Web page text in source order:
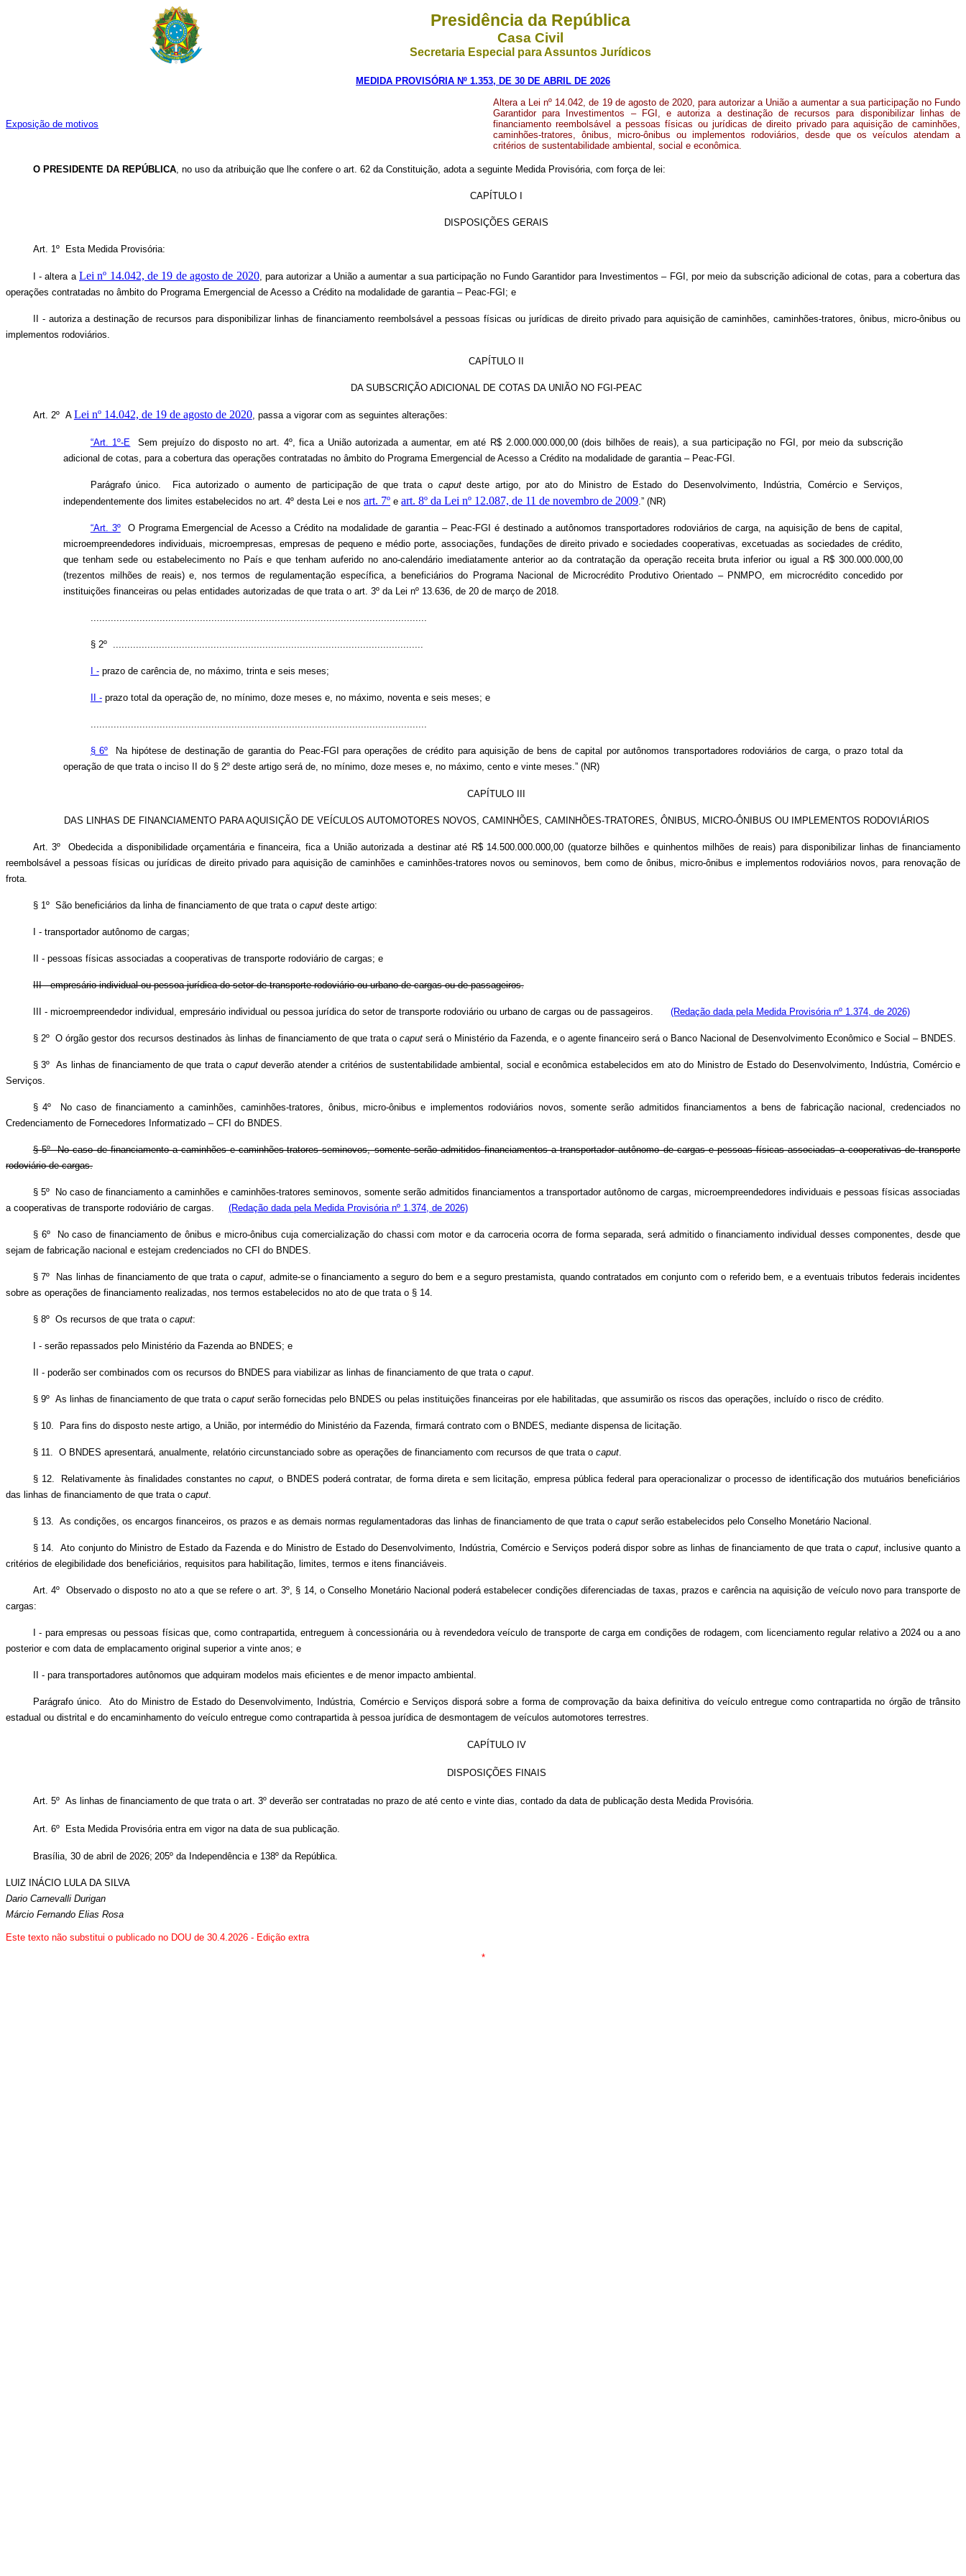
Presidência da República
Casa Civil
Secretaria Especial para Assuntos Jurídicos
MEDIDA PROVISÓRIA Nº 1.353, DE 30 DE ABRIL DE 2026
Exposição de motivos
Altera a Lei nº 14.042, de 19 de agosto de 2020, para autorizar a União a aumentar a sua participação no Fundo
Garantidor para Investimentos – FGI, e autoriza a destinação de recursos para disponibilizar linhas de
financiamento reembolsável a pessoas físicas ou jurídicas de direito privado para aquisição de caminhões,
caminhões-tratores, ônibus, micro-ônibus ou implementos rodoviários, desde que os veículos atendam a
critérios de sustentabilidade ambiental, social e econômica.
O PRESIDENTE DA REPÚBLICA, no uso da atribuição que lhe confere o art. 62 da Constituição, adota a seguinte Medida Provisória, com força de lei:
CAPÍTULO I
DISPOSIÇÕES GERAIS
Art. 1º Esta Medida Provisória:
I - altera aLei nº 14.042, de 19 de agosto de 2020, para autorizar a União a aumentar a sua participação no Fundo Garantidor para Investimentos – FGI, por meio da subscrição adicional de cotas, para a cobertura das
operações contratadas no âmbito do Programa Emergencial de Acesso a Crédito na modalidade de garantia – Peac-FGI; e
II - autoriza a destinação de recursos para disponibilizar linhas de financiamento reembolsável a pessoas físicas ou jurídicas de direito privado para aquisição de caminhões, caminhões-tratores, ônibus, micro-ônibus ou
implementos rodoviários.
CAPÍTULO II
DA SUBSCRIÇÃO ADICIONAL DE COTAS DA UNIÃO NO FGI-PEAC
Art. 2º A Lei nº 14.042, de 19 de agosto de 2020, passa a vigorar com as seguintes alterações:
“Art. 1º-E Sem prejuízo do disposto no art. 4º, fica a União autorizada a aumentar, em até R$ 2.000.000.000,00 (dois bilhões de reais), a sua participação no FGI, por meio da subscrição
adicional de cotas, para a cobertura das operações contratadas no âmbito do Programa Emergencial de Acesso a Crédito na modalidade de garantia – Peac-FGI.
Parágrafo único. Fica autorizado o aumento de participação de que trata o caputdeste artigo, por ato do Ministro de Estado do Desenvolvimento, Indústria, Comércio e Serviços,
independentemente dos limites estabelecidos no art. 4º desta Lei e nos art. 7º e art. 8º da Lei nº 12.087, de 11 de novembro de 2009.” (NR)
“Art. 3ºO Programa Emergencial de Acesso a Crédito na modalidade de garantia – Peac-FGI é destinado a autônomos transportadores rodoviários de carga, na aquisição de bens de capital,
microempreendedores individuais, microempresas, empresas de pequeno e médio porte, associações, fundações de direito privado e sociedades cooperativas, excetuadas as sociedades de crédito,
que tenham sede ou estabelecimento no País e que tenham auferido no ano-calendário imediatamente anterior ao da contratação da operação receita bruta inferior ou igual a R$ 300.000.000,00
(trezentos milhões de reais) e, nos termos de regulamentação específica, a beneficiários do Programa Nacional de Microcrédito Produtivo Orientado – PNMPO, em microcrédito concedido por
instituições financeiras ou pelas entidades autorizadas de que trata o art. 3º da Lei nº 13.636, de 20 de março de 2018.
.....................................................................................................................
§ 2º ............................................................................................................
I -prazo de carência de, no máximo, trinta e seis meses;
II -prazo total da operação de, no mínimo, doze meses e, no máximo, noventa e seis meses; e
.....................................................................................................................
§ 6º Na hipótese de destinação de garantia do Peac-FGI para operações de crédito para aquisição de bens de capital por autônomos transportadores rodoviários de carga, o prazo total da
operação de que trata o inciso II do § 2º deste artigo será de, no mínimo, doze meses e, no máximo, cento e vinte meses.” (NR)
CAPÍTULO III
DAS LINHAS DE FINANCIAMENTO PARA AQUISIÇÃO DE VEÍCULOS AUTOMOTORES NOVOS, CAMINHÕES, CAMINHÕES-TRATORES, ÔNIBUS, MICRO-ÔNIBUS OU IMPLEMENTOS RODOVIÁRIOS
Art. 3º Obedecida a disponibilidade orçamentária e financeira, fica a União autorizada a destinar até R$ 14.500.000.000,00 (quatorze bilhões e quinhentos milhões de reais) para disponibilizar linhas de financiamento
reembolsável a pessoas físicas ou jurídicas de direito privado para aquisição de caminhões e caminhões-tratores novos ou seminovos, bem como de ônibus, micro-ônibus e implementos rodoviários novos, para renovação de
frota.
§ 1º São beneficiários da linha de financiamento de que trata o caput deste artigo:
I - transportador autônomo de cargas;
II - pessoas físicas associadas a cooperativas de transporte rodoviário de cargas; e
III - empresário individual ou pessoa jurídica do setor de transporte rodoviário ou urbano de cargas ou de passageiros.
III - microempreendedor individual, empresário individual ou pessoa jurídica do setor de transporte rodoviário ou urbano de cargas ou de passageiros. (Redação dada pela Medida Provisória nº 1.374, de 2026)
§ 2º O órgão gestor dos recursos destinados às linhas de financiamento de que trata o caputserá o Ministério da Fazenda, e o agente financeiro será o Banco Nacional de Desenvolvimento Econômico e Social – BNDES.
§ 3º As linhas de financiamento de que trata o caputdeverão atender a critérios de sustentabilidade ambiental, social e econômica estabelecidos em ato do Ministro de Estado do Desenvolvimento, Indústria, Comércio e
Serviços.
§ 4º No caso de financiamento a caminhões, caminhões-tratores, ônibus, micro-ônibus e implementos rodoviários novos, somente serão admitidos financiamentos a bens de fabricação nacional, credenciados no
Credenciamento de Fornecedores Informatizado – CFI do BNDES.
§ 5º No caso de financiamento a caminhões e caminhões-tratores seminovos, somente serão admitidos financiamentos a transportador autônomo de cargas e pessoas físicas associadas a cooperativas de transporte
rodoviário de cargas.
§ 5º No caso de financiamento a caminhões e caminhões-tratores seminovos, somente serão admitidos financiamentos a transportador autônomo de cargas, microempreendedores individuais e pessoas físicas associadas
a cooperativas de transporte rodoviário de cargas.
(Redação dada pela Medida Provisória nº 1.374, de 2026)
§ 6º No caso de financiamento de ônibus e micro-ônibus cuja comercialização do chassi com motor e da carroceria ocorra de forma separada, será admitido o financiamento individual desses componentes, desde que
sejam de fabricação nacional e estejam credenciados no CFI do BNDES.
§ 7º Nas linhas de financiamento de que trata ocaput, admite-se o financiamento a seguro do bem e a seguro prestamista, quando contratados em conjunto com o referido bem, e a eventuais tributos federais incidentes
sobre as operações de financiamento realizadas, nos termos estabelecidos no ato de que trata o § 14.
§ 8º Os recursos de que trata o caput:
I - serão repassados pelo Ministério da Fazenda ao BNDES; e
II - poderão ser combinados com os recursos do BNDES para viabilizar as linhas de financiamento de que trata o caput.
§ 9º As linhas de financiamento de que trata o caput serão fornecidas pelo BNDES ou pelas instituições financeiras por ele habilitadas, que assumirão os riscos das operações, incluído o risco de crédito.
§ 10. Para fins do disposto neste artigo, a União, por intermédio do Ministério da Fazenda, firmará contrato com o BNDES, mediante dispensa de licitação.
§ 11. O BNDES apresentará, anualmente, relatório circunstanciado sobre as operações de financiamento com recursos de que trata o caput.
§ 12. Relativamente às finalidades constantes nocaput, o BNDES poderá contratar, de forma direta e sem licitação, empresa pública federal para operacionalizar o processo de identificação dos mutuários beneficiários
das linhas de financiamento de que trata o caput.
§ 13. As condições, os encargos financeiros, os prazos e as demais normas regulamentadoras das linhas de financiamento de que trata o caputserão estabelecidos pelo Conselho Monetário Nacional.
§ 14. Ato conjunto do Ministro de Estado da Fazenda e do Ministro de Estado do Desenvolvimento, Indústria, Comércio e Serviços poderá dispor sobre as linhas de financiamento de que trata o caput, inclusive quanto a
critérios de elegibilidade dos beneficiários, requisitos para habilitação, limites, termos e itens financiáveis.
Art. 4º Observado o disposto no ato a que se refere o art. 3º, § 14, o Conselho Monetário Nacional poderá estabelecer condições diferenciadas de taxas, prazos e carência na aquisição de veículo novo para transporte de
cargas:
I - para empresas ou pessoas físicas que, como contrapartida, entreguem à concessionária ou à revendedora veículo de transporte de carga em condições de rodagem, com licenciamento regular relativo a 2024 ou a ano
posterior e com data de emplacamento original superior a vinte anos; e
II - para transportadores autônomos que adquiram modelos mais eficientes e de menor impacto ambiental.
Parágrafo único. Ato do Ministro de Estado do Desenvolvimento, Indústria, Comércio e Serviços disporá sobre a forma de comprovação da baixa definitiva do veículo entregue como contrapartida no órgão de trânsito
estadual ou distrital e do encaminhamento do veículo entregue como contrapartida à pessoa jurídica de desmontagem de veículos automotores terrestres.
CAPÍTULO IV
DISPOSIÇÕES FINAIS
Art. 5º As linhas de financiamento de que trata o art. 3º deverão ser contratadas no prazo de até cento e vinte dias, contado da data de publicação desta Medida Provisória.
Art. 6º Esta Medida Provisória entra em vigor na data de sua publicação.
Brasília, 30 de abril de 2026; 205º da Independência e 138º da República.
LUIZ INÁCIO LULA DA SILVA
Dario Carnevalli Durigan
Márcio Fernando Elias Rosa
Este texto não substitui o publicado no DOU de 30.4.2026 - Edição extra
*